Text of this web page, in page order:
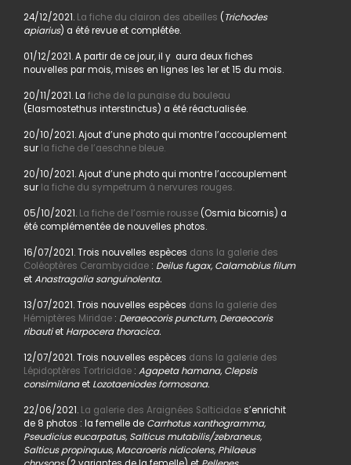
24/12/2021. La fiche du clairon des abeilles ( Trichodes
apiarius) a été revue et complétée.
01/12/2021. A partir de ce jour, il y aura deux fiches
nouvelles par mois, mises en lignes les 1er et 15 du mois.
20/11/2021. La fiche de la punaise du bouleau
(Elasmostethus interstinctus) a été réactualisée.
20/10/2021. Ajout d’une photo qui montre l’accouplement
sur la fiche de l’aeschne bleue.
20/10/2021. Ajout d’une photo qui montre l’accouplement
sur la fiche du sympetrum à nervures rouges.
05/10/2021. La fiche de l’osmie rousse(Osmia bicornis) a
été complémentée de nouvelles photos.
16/07/2021. Trois nouvelles espèces dans la galerie des
Coléoptères Cerambycidae: Deilus fugax, Calamobius filum
etAnastragalia sanguinolenta.
13/07/2021. Trois nouvelles espèces dans la galerie des
Hémiptères Miridae: Deraeocoris punctum, Deraeocoris
ribautiet Harpocera thoracica.
12/07/2021. Trois nouvelles espèces dans la galerie des
Lépidoptères Tortricidae: Agapeta hamana, Clepsis
consimilanaet Lozotaeniodes formosana.
22/06/2021. La galerie des Araignées Salticidaes’enrichit
de 8 photos : la femelle de Carrhotus xanthogramma,
Pseudicius eucarpatus, Salticus mutabilis/zebraneus,
Salticus propinquus, Macaroeris nidicolens, Philaeus